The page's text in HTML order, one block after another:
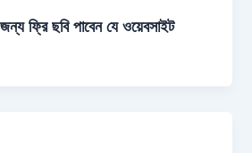
ফ্রি ছবি পাবেন যে ওয়েবসাইট